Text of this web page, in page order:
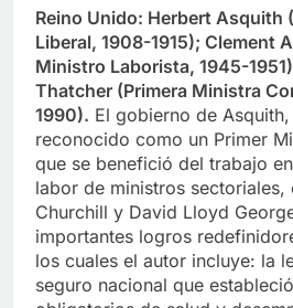
Reino Unido: Herbert Asquith
Liberal, 1908-1915); Clement
Ministro Laborista, 1945-
Thatcher (Primera Ministra
1990). El gobierno de
reconocido como un Primer
que se benefició del trabajo
labor de ministros sectoriales,
Churchill y David Lloyd
importantes logros
los cuales el autor incluye: la
seguro nacional que